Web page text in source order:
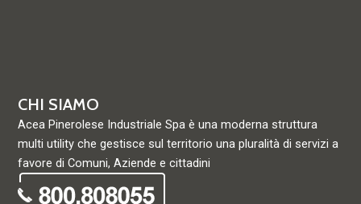
CHI SIAMO
Acea Pinerolese Industriale Spa è una moderna struttura
multi utility che gestisce sul territorio una pluralità di servizi a
favore di Comuni, Aziende e cittadini